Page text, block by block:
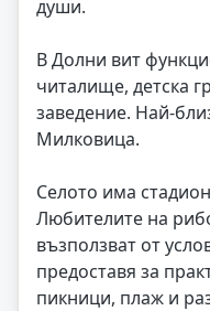
души.
В Долни вит
читалище, детска
заведение. Най-
Милковица.
Селото има
Любителите на
възползват от
предоставя за
пикници, плаж и